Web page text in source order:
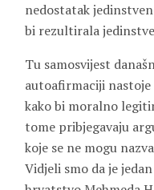
nedostatak
bi rezultirala
Tu samosvijest
autoafirmaciji
kako bi moralno
tome pribjegavaju
koje se ne mogu
Vidjeli smo da je